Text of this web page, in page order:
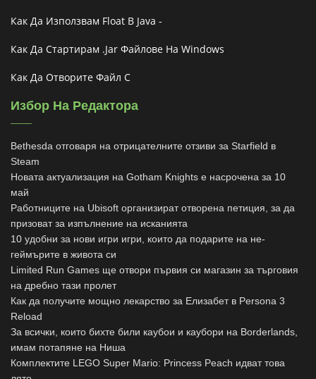
Как Да Използвам Float В Java -
Как Да Стартирам .jar Файлове На Windows
Как Да Отворите Файл С
Избор На Редактора
Bethesda отговаря на отрицателните отзиви за Starfield в
Steam
Новата актуализация на Gotham Knights е насрочена за 10
май
Работниците на Ubisoft организират отворена петиция, за да
призоват за изпълнение на исканията
10 удобни за нови игри игри, които да подарите на не-
геймърите в живота си
Limited Run Games ще отвори първия си магазин за търговия
на дребно тази пролет
Как да получите мощно лекарство за Елизабет в Persona 3
Reload
За всички, които бихте били каубои и каубори на Borderlands,
имам потапяне на Ниша
Комплектите LEGO Super Mario: Princess Peach идват това